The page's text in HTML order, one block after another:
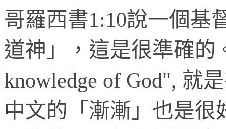
哥羅西書1:10說一個基
道神」，這是很準確的
knowledge of God", 就
中文的「漸漸」也是